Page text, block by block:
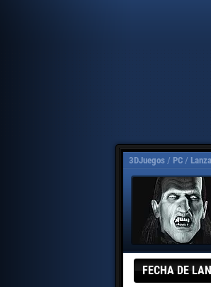
3DJuegos / PC /
FECHA DE